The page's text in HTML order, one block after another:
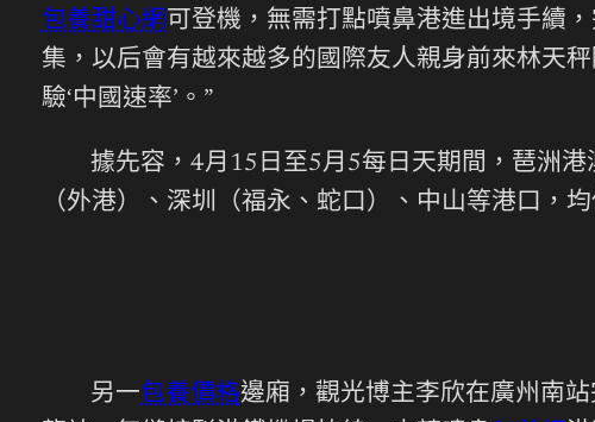
包養甜心網可登機，無需打點噴鼻港進出境手續
集，以后會有越來越多的國際友人親身前來林天
驗‘中國速率’。”
據先容，4月15日至5月5每日天期間，琶洲
（外港）、深圳（福永、蛇口）、中山等港口，
另一包養價格邊廂，觀光博主李欣在廣州南